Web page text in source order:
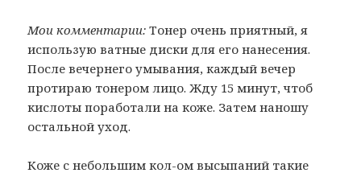
Мои комментарии: Тонер очень приятный, я
использую ватные диски для его нанесения.
После вечернего умывания, каждый вечер
протираю тонером лицо. Жду 15 минут, чтоб
кислоты поработали на коже. Затем наношу
остальной уход.
Коже с небольшим кол-ом высыпаний такие